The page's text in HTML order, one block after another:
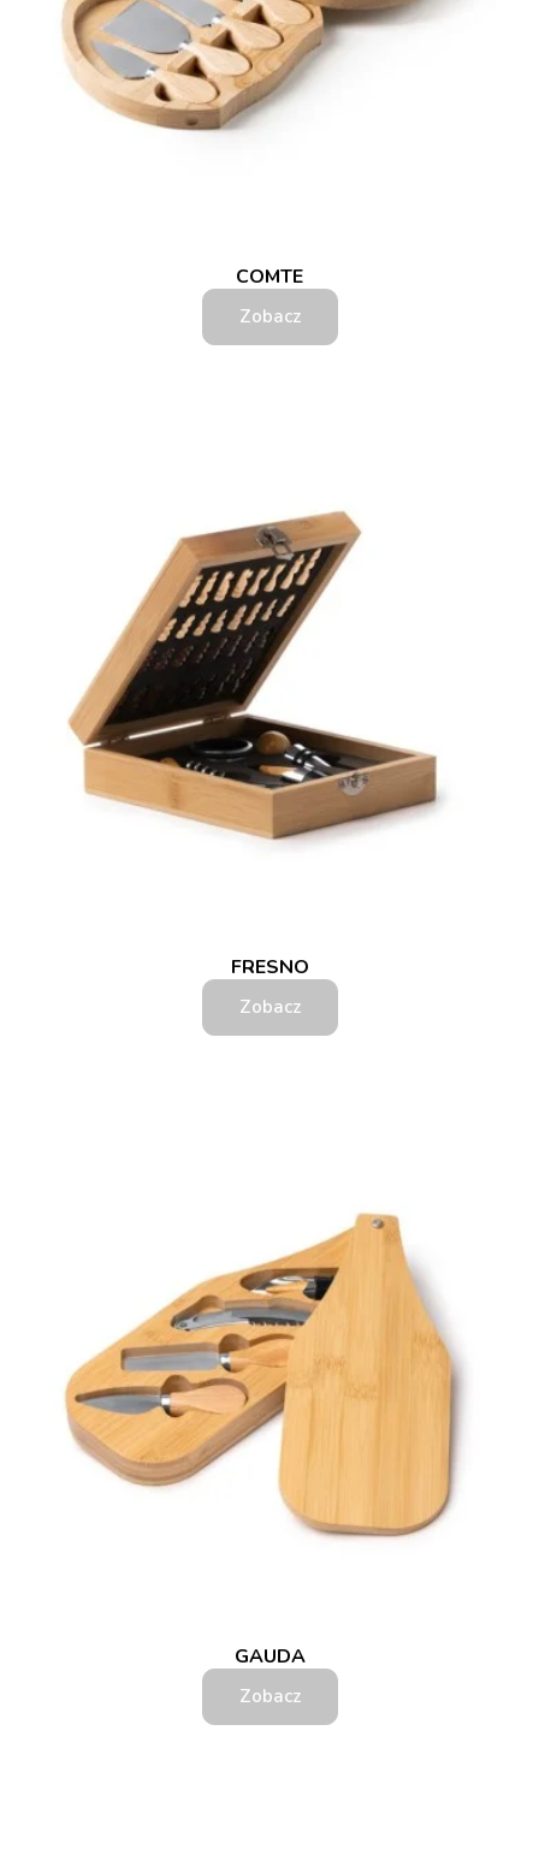
COMTE
Zobacz
FRESNO
Zobacz
GAUDA
Zobacz